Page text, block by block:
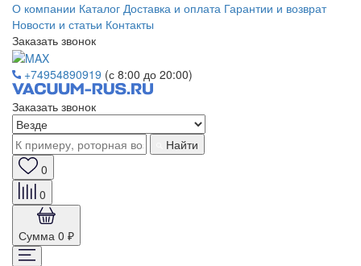
О компании Каталог Доставка и оплата Гарантии и возврат
Новости и статьи Контакты
Заказать звонок
+74954890919 (с 8:00 до 20:00)
Заказать звонок
Найти
0
0
Сумма 0 ₽